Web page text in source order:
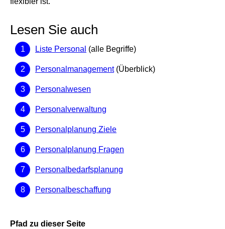
Lesen Sie auch
Liste Personal (alle Begriffe)
Personalmanagement(Überblick)
Personalwesen
Personalverwaltung
Personalplanung Ziele
Personalplanung Fragen
Personalbedarfsplanung
Personalbeschaffung
Pfad zu dieser Seite